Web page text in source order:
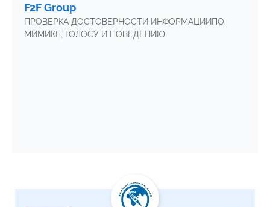
F2F Group
ПРОВЕРКА ДОСТОВЕРНОСТИ ИНФОРМАЦИИПО
МИМИКЕ, ГОЛОСУ И ПОВЕДЕНИЮ